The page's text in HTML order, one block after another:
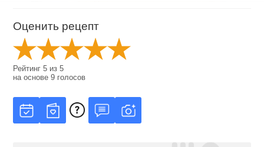
Оценить рецепт
Рейтинг5 из5
на основе9 голосов